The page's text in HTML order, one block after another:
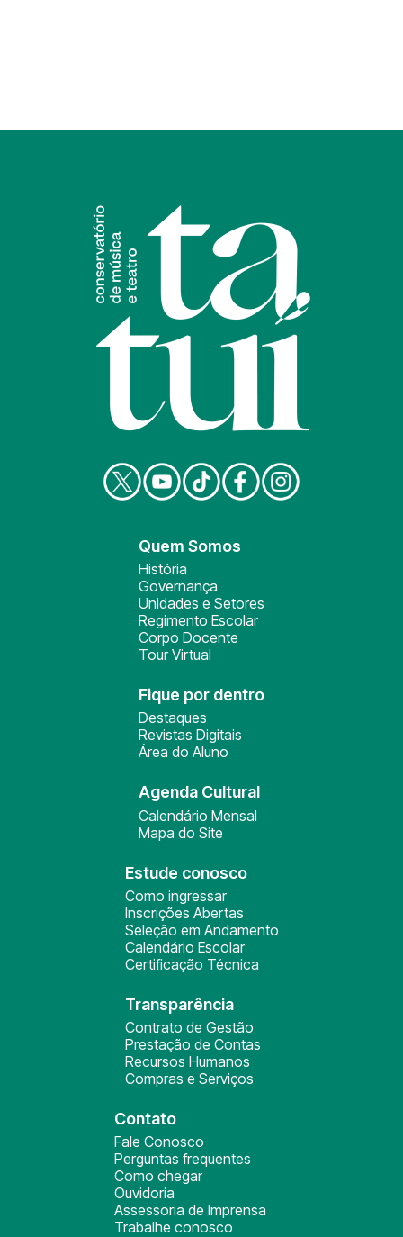
Quem Somos
História
Governança
Unidades e Setores
Regimento Escolar
Corpo Docente
Tour Virtual
Fique por dentro
Destaques
Revistas Digitais
Área do Aluno
Agenda Cultural
Calendário Mensal
Mapa do Site
Estude conosco
Como ingressar
Inscrições Abertas
Seleção em Andamento
Calendário Escolar
Certificação Técnica
Transparência
Contrato de Gestão
Prestação de Contas
Recursos Humanos
Compras e Serviços
Contato
Fale Conosco
Perguntas frequentes
Como chegar
Ouvidoria
Assessoria de Imprensa
Trabalhe conosco